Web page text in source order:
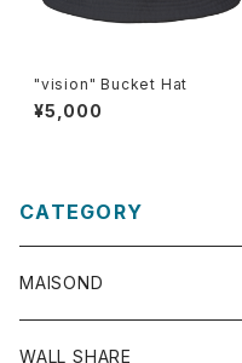
"vision" Bucket Hat
¥5,000
CATEGORY
MAISOND
WALL SHARE